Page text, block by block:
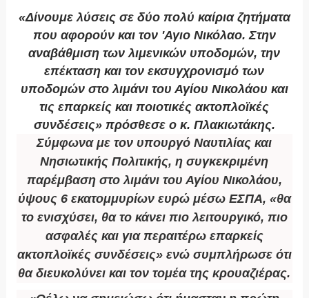
«Δίνουμε λύσεις σε δύο πολύ καίρια ζητήματα
που αφορούν και τον 'Αγιο Νικόλαο. Στην
αναβάθμιση των λιμενικών υποδομών, την
επέκταση και τον εκσυγχρονισμό των
υποδομών στο λιμάνι του Αγίου Νικολάου και
τις επαρκείς και ποιοτικές ακτοπλοϊκές
συνδέσεις» πρόσθεσε ο κ. Πλακιωτάκης.
Σύμφωνα με τον υπουργό Ναυτιλίας και
Νησιωτικής Πολιτικής, η συγκεκριμένη
παρέμβαση στο λιμάνι του Αγίου Νικολάου,
ύψους 6 εκατομμυρίων ευρώ μέσω ΕΣΠΑ, «θα
το ενισχύσει, θα το κάνει πιο λειτουργικό, πιο
ασφαλές και για περαιτέρω επαρκείς
ακτοπλοϊκές συνδέσεις» ενώ συμπλήρωσε ότι
θα διευκολύνει και τον τομέα της κρουαζιέρας.